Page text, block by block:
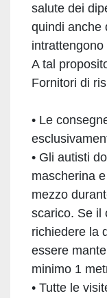
salute dei
quindi anche
A tal
Fornitori di
• Le
• Gli autisti
mascherina
mezzo
scarico. Se il
richiedere la
essere
minimo 1
• Tutte le